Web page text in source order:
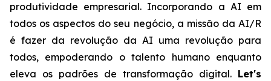
produtividade empresarial. Incorporando a AI em
todos os aspectos do seu negócio, a missão da AI/R
é fazer da revolução da AI uma revolução para
todos, empoderando o talento humano enquanto
eleva os padrões de transformação digital. Let's